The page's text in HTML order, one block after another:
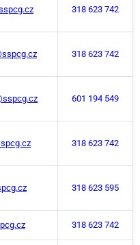
318 623 742
318 623 742
601 194 549
318 623 742
318 623 595
318 623 742